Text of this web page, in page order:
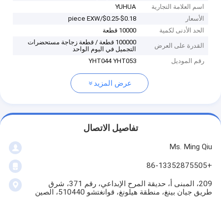
اسم العلامة التجارية
YUHUA
الأسعار
$0.18-$0.25/piece EXW
الحد الأدنى لكمية
10000 قطعة
القدرة على العرض
100000 قطعة / قطعة زجاجة مستحضرات
التجميل في اليوم الواحد
رقم الموديل
YHT044 YHT053
عرض المزيد
تفاصيل الاتصال
Ms. Ming Qiu
+86-13352875505
209، المبنى أ، حديقة المرح الإبداعي، رقم 371، شرق
طريق جيان بينغ، منطقة هيلونغ، قوانغتشو 510440، الصين